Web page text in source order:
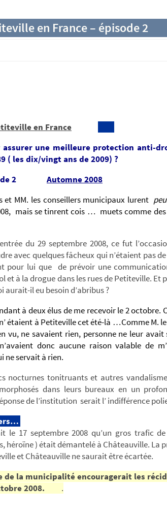
en France – épisode 2
en France
une meilleure protection anti-
( les dix/vingt ans de 2009) ?
2 Automne 2008
et MM. les conseillers municipaux lurent
mais se tinrent cois … muets comme
du 29 septembre 2008, ce fut
avec quelques fâcheux qui n’étaient pas
pour lui que de prévoir une
et à la drogue dans les rues de Petiteville. Et
aurait-il eu besoin d’abribus ?
à deux élus de me recevoir le 2 octobre.
étaient à Petiteville cet été-là …Comme M.
vu, ne savaient rien, personne ne leur avait
donc aucune raison valable de
ne servait à rien.
nocturnes tonitruants et autres
dans leurs bureaux en un
de l’institution serait l’ indifférence
le 17 septembre 2008 qu’un gros trafic
héroïne ) était démantelé à Châteauville. La
et Châteauville ne saurait être écartée.
de la municipalité encouragerait les
2008. .